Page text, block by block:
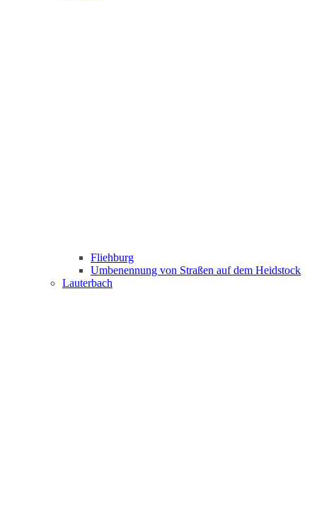
Fliehburg
Umbenennung von Straßen auf dem Heidstock
Lauterbach